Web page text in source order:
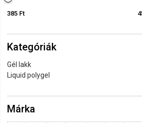
385 Ft
Kategóriák
Gél lakk
Liquid polygel
Márka